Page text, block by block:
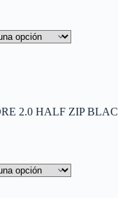
2.0 HALF ZIP